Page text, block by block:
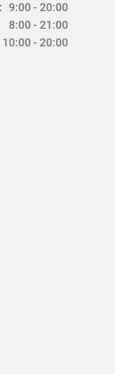
9:00 - 20:00
8:00 - 21:00
10:00 - 20:00